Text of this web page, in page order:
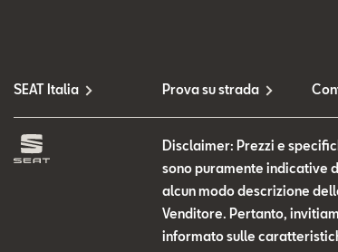
SEAT Italia Prova su strada
Disclaimer: Prezzi e
sono puramente indicative
alcun modo descrizione
Venditore. Pertanto,
informato sulle